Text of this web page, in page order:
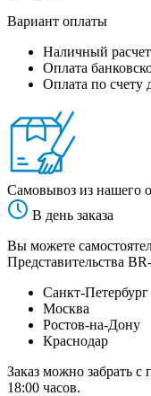
Вариант оплаты
Наличный
Оплата
Оплата по счету
Самовывоз из нашего
В день заказа
Вы можете
Представительства
Санкт-Петербург
Москва
Ростов-на-Дону
Краснодар
Заказ можно забрать
18:00 часов.